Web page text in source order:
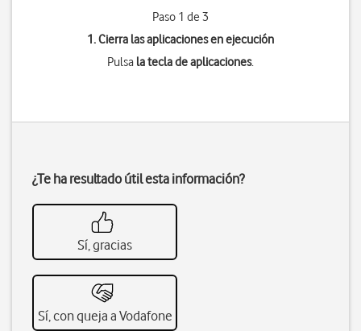
Paso 1 de 3
1. Cierra las aplicaciones en ejecución
Pulsa la tecla de aplicaciones.
¿Te ha resultado útil esta información?
Sí, gracias
Sí, con queja a Vodafone